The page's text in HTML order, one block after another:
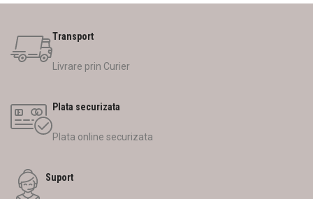
Transport
Livrare prin Curier
Plata securizata
Plata online securizata
Suport